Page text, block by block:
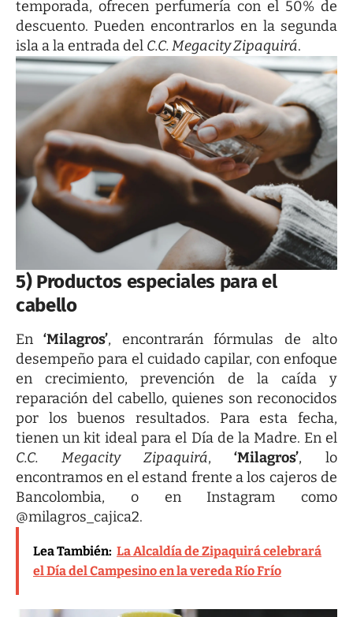
temporada, ofrecen perfumería con el 50% de
descuento. Pueden encontrarlos en la segunda
isla a la entrada del C.C. Megacity Zipaquirá.
5) Productos especiales para el
cabello
En ‘Milagros’, encontrarán fórmulas de alto
desempeño para el cuidado capilar, con enfoque
en crecimiento, prevención de la caída y
reparación del cabello, quienes son reconocidos
por los buenos resultados. Para esta fecha,
tienen un kit ideal para el Día de la Madre. En el
C.C. Megacity Zipaquirá,‘Milagros’, lo
encontramos en el estand frente a los cajeros de
Bancolombia, o en Instagram como
@milagros_cajica2.
Lea También: La Alcaldía de Zipaquirá celebrará
el Día del Campesino en la vereda Río Frío